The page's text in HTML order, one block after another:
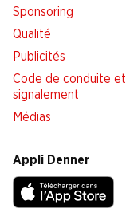
Sponsoring
Qualité
Publicités
Code de conduite et
signalement
Médias
Appli Denner